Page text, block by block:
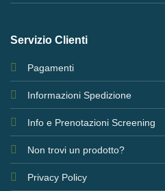
Servizio Clienti
Pagamenti
Informazioni Spedizione
Info e Prenotazioni Screening
Non trovi un prodotto?
Privacy Policy